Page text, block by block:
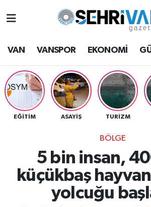
VAN VANSPOR EKONOMİ
EĞİTİM ASAYİŞ TURİZM
BÖLGE
5 bin insan,
küçükbaş
yolcuğu
Van Hava Durumu
VAN Namaz Vakitleri
Van Trafik Yoğunluk Haritası
Süper Lig Puan Durumu ve
Tüm Manşetler
Son Dakika Haberleri